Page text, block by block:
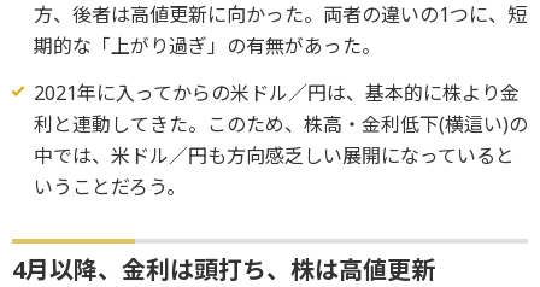
方、後者は高値更新に向かった。両者の違いの1つに、短
期的な「上がり過ぎ」の有無があった。
2021年に入ってからの米ドル／円は、基本的に株より金
利と連動してきた。このため、株高・金利低下(横這い)の
中では、米ドル／円も方向感乏しい展開になっていると
いうことだろう。
4月以降、金利は頭打ち、株は高値更新